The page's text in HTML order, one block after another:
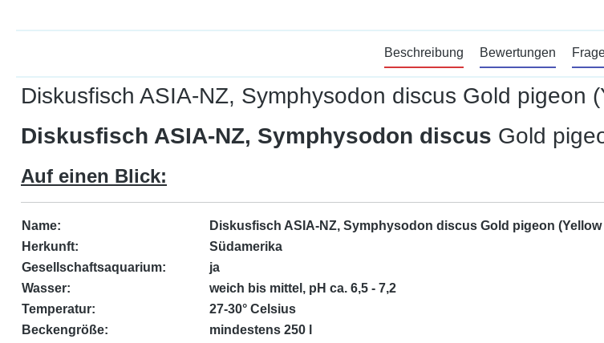
Beschreibung Bewertungen
Diskusfisch ASIA-NZ, Symphysodon discus Gold pigeon
Diskusfisch ASIA-NZ, Symphysodon discus Gold
Auf einen Blick:
Name:
Diskusfisch ASIA-NZ, Symphysodon discus Gold pigeon
Herkunft:
Südamerika
Gesellschaftsaquarium:
ja
Wasser:
weich bis mittel, pH ca. 6,5 - 7,2
Temperatur:
27-30° Celsius
Beckengröße:
mindestens 250 l